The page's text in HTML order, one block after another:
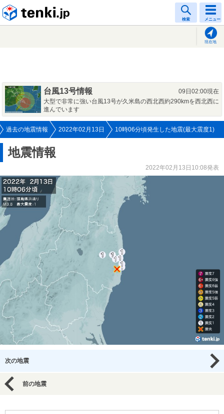
検索 メニュー
現在地
台風13号情報
09日02:00現在
大型で非常に強い台風13号が久米島の西北西約290kmを西北西に
進んでいます
過去の地震情報 2022年02月13日 10時06分頃発生した地震(最大震度1)
地震情報
2022年02月13日10:08発表
次の地震
前の地震